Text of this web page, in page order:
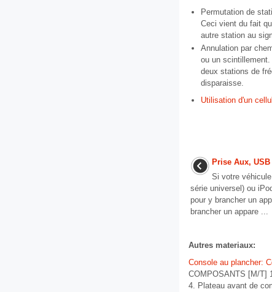
Permutation de
Ceci vient du fait
autre station au
Annulation par
ou un
deux stations de
disparaisse.
Utilisation d'un
Prise Aux,
Si votre
série universel) ou
pour y brancher un
brancher un appare ...
Autres materiaux:
Console au plancher:
COMPOSANTS [M/T]
4. Plateau avant de